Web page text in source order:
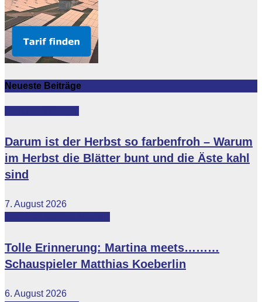
Neueste Beiträge
Darum ist der Herbst so farbenfroh – Warum
im Herbst die Blätter bunt und die Äste kahl
sind
7. August 2026
Tolle Erinnerung: Martina meets………
Schauspieler Matthias Koeberlin
6. August 2026